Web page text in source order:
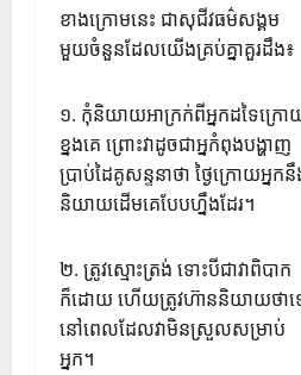
ខាងក្រោមនេះ ជាសុជីវធម៌សង្គម
មួយចំនួនដែលយើងគ្រប់គ្នាគួរដឹង៖
១. កុំនិយាយអាក្រក់ពីអ្នកដទៃក្រោ
ខ្នងគេ ព្រោះវាដូចជាអ្នកំពុងបង្ហាញ
ប្រាប់ដៃគូសន្ទនាថា ថ្ងៃក្រោយអ្នក
និយាយដើមគេបែបហ្នឹងដែរ។
២. ត្រូវស្មោះត្រង់ ទោះបីជាវាពិបាក
ក៏ដោយ ហើយត្រូវហ៊ាននិយាយថាទ
នៅពេលដែលវាមិនស្រួលសម្រាប់
អ្នក។